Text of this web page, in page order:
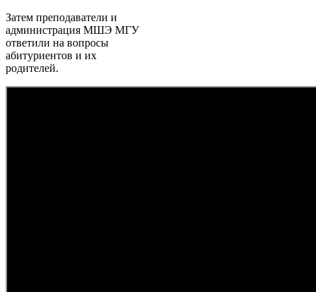
Затем преподаватели и
администрация МШЭ МГУ
ответили на вопросы
абитуриентов и их
родителей.